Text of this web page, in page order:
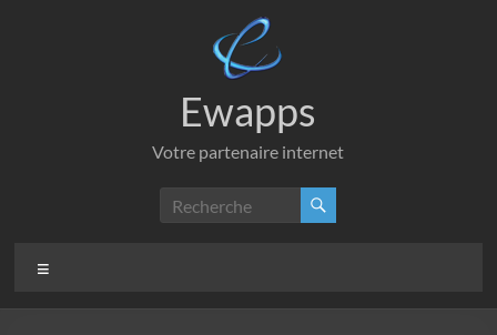
Ewapps
Votre partenaire internet